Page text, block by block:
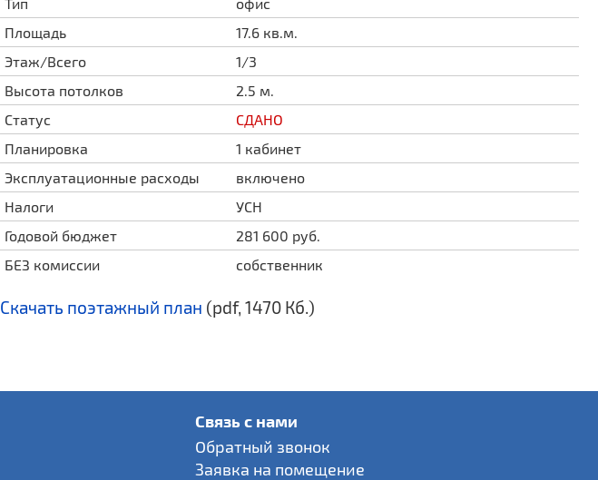
Площадь
17.6 кв.м.
Этаж/Всего
1/3
Высота потолков
2.5 м.
Статус
СДАНО
Планировка
1 кабинет
Эксплуатационные расходы
включено
Налоги
УСН
Годовой бюджет
281 600 руб.
БЕЗ комиссии
собственник
Скачать поэтажный план (pdf, 1470 Кб.)
Связь с нами
Обратный звонок
Заявка на помещение